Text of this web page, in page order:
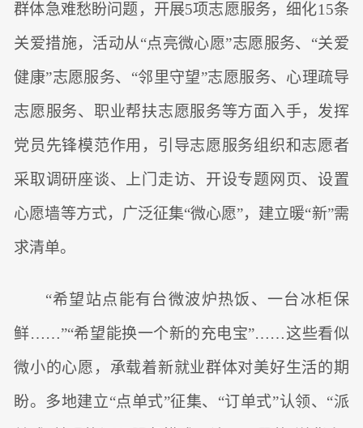
群体急难愁盼问题，开展5项志愿服务，细化15条
关爱措施，活动从“点亮微心愿”志愿服务、“关爱
健康”志愿服务、“邻里守望”志愿服务、心理疏导
志愿服务、职业帮扶志愿服务等方面入手，发挥
党员先锋模范作用，引导志愿服务组织和志愿者
采取调研座谈、上门走访、开设专题网页、设置
心愿墙等方式，广泛征集“微心愿”，建立暖“新”需
求清单。
“希望站点能有台微波炉热饭、一台冰柜保
鲜……”“希望能换一个新的充电宝”……这些看似
微小的心愿，承载着新就业群体对美好生活的期
盼。多地建立“点单式”征集、“订单式”认领、“派